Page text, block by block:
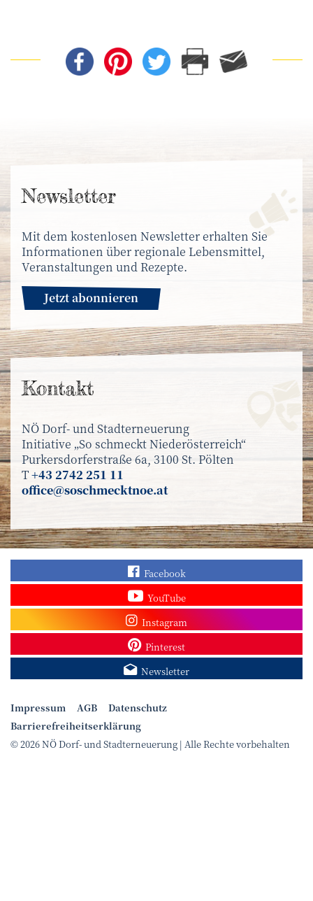
News­letter
Mit dem kostenlosen Newsletter erhalten Sie
Informationen über regionale Lebensmittel,
Veranstaltungen und Rezepte.
Jetzt abonnieren
Kontakt
NÖ Dorf- und Stadterneuerung
Initiative „So schmeckt Niederösterreich“
Purkersdorferstraße 6a, 3100 St. Pölten
T+43 2742 251 11
office@soschmecktnoe.at
Finden Sie „So
Facebook
Sehen Sie mehr
YouTube
Besuchen Sie unser
Instagram
Sieh dir unsere Pins
Pinterest
Melden Sie sich zum
Newsletter
Impressum AGB
Datenschutz
Barrierefreiheitserklärung
© 2026 NÖ Dorf- und Stadterneuerung | Alle Rechte vorbehalten